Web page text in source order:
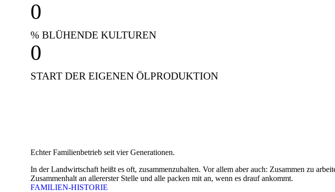
0
% BLÜHENDE KULTUREN
0
START DER EIGENEN ÖLPRODUKTION
Echter Familienbetrieb seit vier Generationen.
In der Landwirtschaft heißt es oft, zusammenzuhalten. Vor allem aber auch: Zusammen zu
Zusammenhalt an allererster Stelle und alle packen mit an, wenn es drauf ankommt.
FAMILIEN-HISTORIE